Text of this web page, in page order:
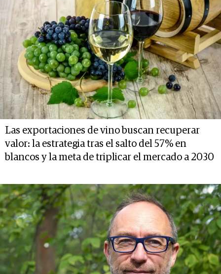
Las exportaciones de vino buscan recuperar
valor: la estrategia tras el salto del 57% en
blancos y la meta de triplicar el mercado a 2030